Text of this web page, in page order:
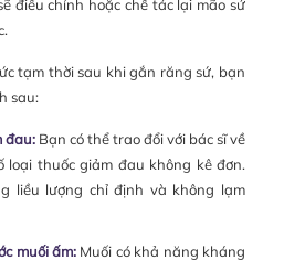
điều chỉnh hoặc chế tác lại mão sứ
tạm thời sau khi gắn răng sứ, bạn
sau:
đau:Bạn có thể trao đổi với bác sĩ về
loại thuốc giảm đau không kê đơn.
liều lượng chỉ định và không lạm
muối ấm:Muối có khả năng kháng